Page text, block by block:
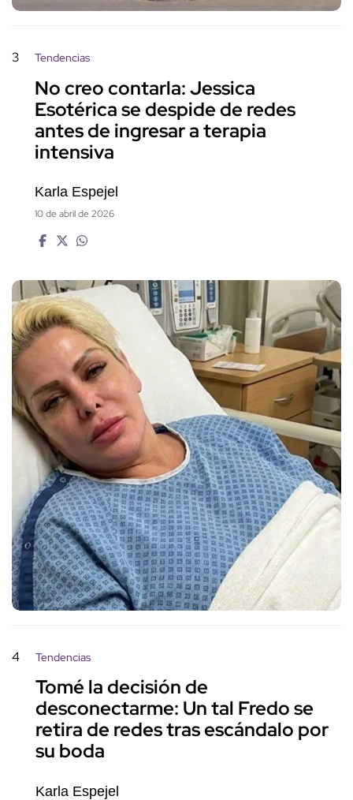
3 Tendencias
No creo contarla: Jessica
Esotérica se despide de redes
antes de ingresar a terapia
intensiva
Karla Espejel
10 de abril de 2026
4 Tendencias
Tomé la decisión de
desconectarme: Un tal Fredo se
retira de redes tras escándalo por
su boda
Karla Espejel